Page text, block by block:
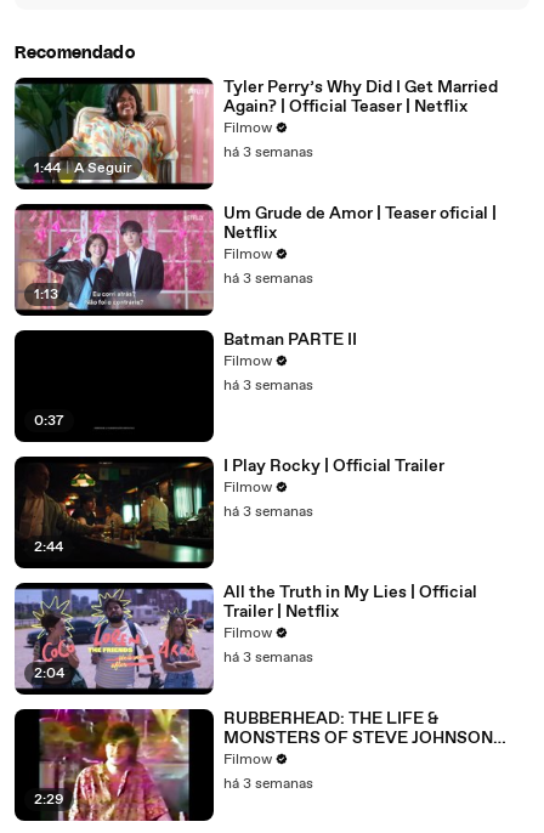
Recomendado
1:44 | A Seguir
Tyler Perry’s Why Did I Get Married
Again? | Official Teaser | Netflix
Filmow
há 3 semanas
1:13
Um Grude de Amor | Teaser oficial |
Netflix
Filmow
há 3 semanas
0:37
Batman PARTE II
Filmow
há 3 semanas
2:44
I Play Rocky | Official Trailer
Filmow
há 3 semanas
2:04
All the Truth in My Lies | Official
Trailer | Netflix
Filmow
há 3 semanas
2:29
RUBBERHEAD: THE LIFE &
MONSTERS OF STEVE JOHNSON
(2026) 4K
Filmow
há 3 semanas